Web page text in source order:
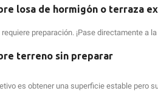
losa de hormigón o terraza
preparación. ¡Pase directamente a
terreno sin preparar
es obtener una superficie estable pero